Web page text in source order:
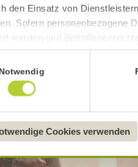
den Einsatz von
Sofern personenbezogene
werden und
und -übermittlung
über uns erfahren Sie in
Notwendig
Cookies verwenden